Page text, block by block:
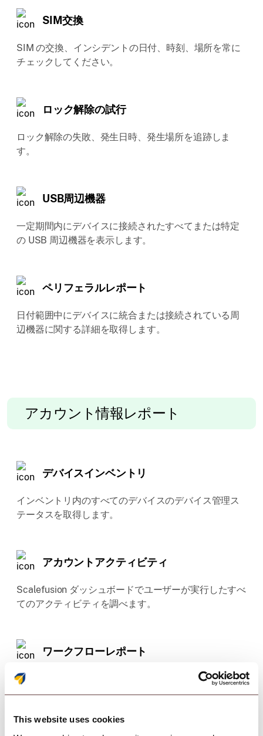
This website uses cookies
SIM交換
SIM の交換、インシデントの日付、時刻、場所を常に
チェックしてください。
ロック解除の試行
ロック解除の失敗、発生日時、発生場所を追跡しま
す。
USB周辺機器
一定期間内にデバイスに接続されたすべてまたは特定
の USB 周辺機器を表示します。
ペリフェラルレポート
日付範囲中にデバイスに統合または接続されている周
辺機器に関する詳細を取得します。
アカウント情報レポート
デバイスインベントリ
インベントリ内のすべてのデバイスのデバイス管理ス
テータスを取得します。
アカウントアクティビティ
Scalefusion ダッシュボードでユーザーが実行したすべ
てのアクティビティを調べます。
ワークフローレポート
作成されたすべてのワークフローのレポートを生成
し、そのステータスを確認します。